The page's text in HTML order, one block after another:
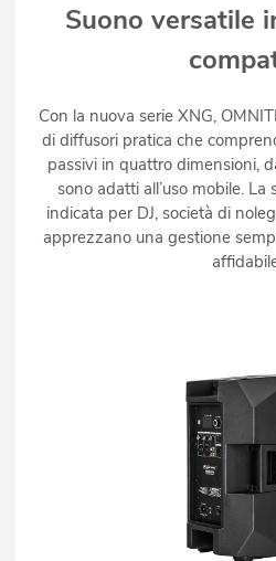
Suono versatile
Con la nuova serie XNG,
di diffusori pratica che
passivi in quattro dimensioni,
sono adatti all’uso mobile.
indicata per DJ, società di
apprezzano una gestione